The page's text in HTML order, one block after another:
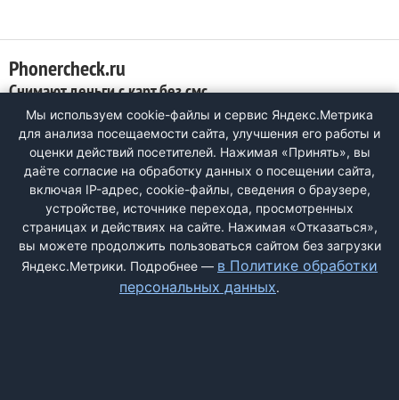
Phonercheck.ru
Снимают деньги с карт без смс
0
20.09.23.использовал сайт один раз цена вопроса 25 руб.
на следующий день 21.09.23. с карты сняли без моего
ведома и смс 2400, якобы за подписку, подписка
автоматом. в общем сайт мошенников не рекомендую. сайт:
принадлежит: ИП Робат Арина Альбертовна ИНН:
033356620546 ОГРН: 333784700063249 Тел.: +7 ...
Мы используем cookie-файлы и сервис Яндекс.Метрика
для анализа посещаемости сайта, улучшения его работы и
оценки действий посетителей. Нажимая «Принять», вы
даёте согласие на обработку данных о посещении сайта,
включая IP-адрес, cookie-файлы, сведения о браузере,
устройстве, источнике перехода, просмотренных
страницах и действиях на сайте. Нажимая «Отказаться»,
вы можете продолжить пользоваться сайтом без загрузки
Яндекс.Метрики. Подробнее — в Политике обработки
персональных данных.